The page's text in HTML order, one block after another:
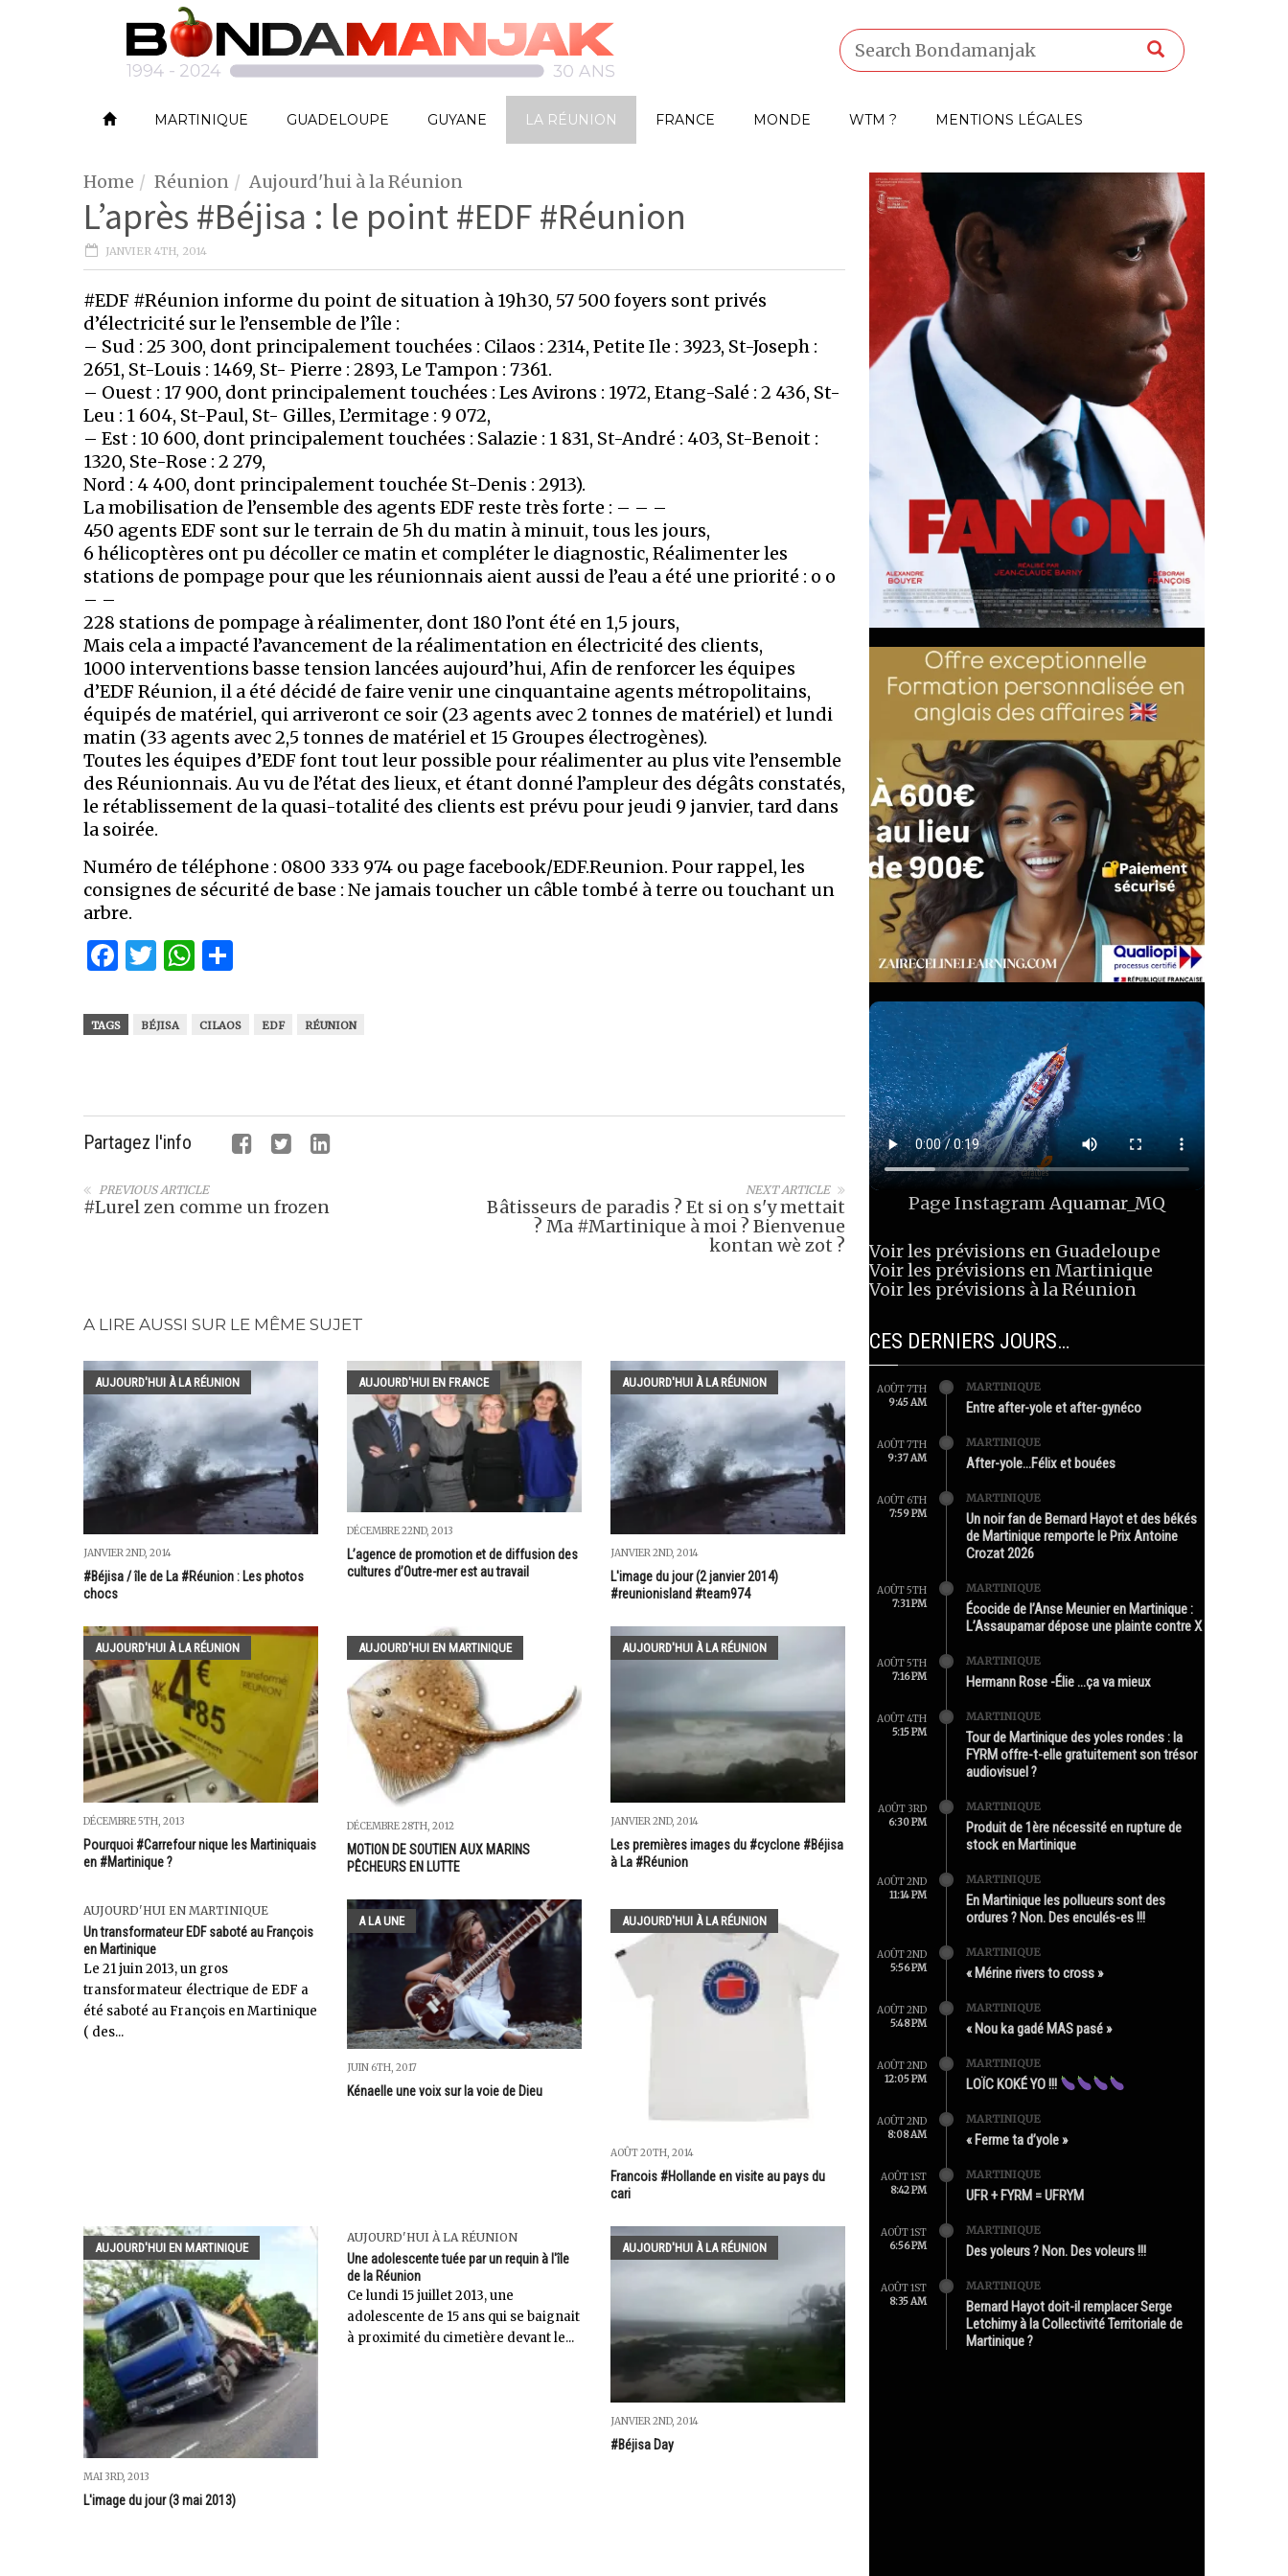
MARTINIQUE GUADELOUPE GUYANE LA RÉUNION FRANCE MONDE WTM ? MENTIONS LÉGALES
Home Réunion Aujourd'hui à la Réunion
L’après #Béjisa : le point #EDF #Réunion
JANVIER 4TH, 2014
#EDF #Réunion informe du point de situation à 19h30, 57 500 foyers sont privés
d’électricité sur le l’ensemble de l’île :
– Sud : 25 300, dont principalement touchées : Cilaos : 2314, Petite Ile : 3923, St-Joseph :
2651, St-Louis : 1469, St- Pierre : 2893, Le Tampon : 7361.
– Ouest : 17 900, dont principalement touchées : Les Avirons : 1972, Etang-Salé : 2 436, St-
Leu : 1 604, St-Paul, St- Gilles, L’ermitage : 9 072,
– Est : 10 600, dont principalement touchées : Salazie : 1 831, St-André : 403, St-Benoit :
1320, Ste-Rose : 2 279,
Nord : 4 400, dont principalement touchée St-Denis : 2913).
La mobilisation de l’ensemble des agents EDF reste très forte : – – –
450 agents EDF sont sur le terrain de 5h du matin à minuit, tous les jours,
6 hélicoptères ont pu décoller ce matin et compléter le diagnostic, Réalimenter les
stations de pompage pour que les réunionnais aient aussi de l’eau a été une priorité : o o
– –
228 stations de pompage à réalimenter, dont 180 l’ont été en 1,5 jours,
Mais cela a impacté l’avancement de la réalimentation en électricité des clients,
1000 interventions basse tension lancées aujourd’hui, Afin de renforcer les équipes
d’EDF Réunion, il a été décidé de faire venir une cinquantaine agents métropolitains,
équipés de matériel, qui arriveront ce soir (23 agents avec 2 tonnes de matériel) et lundi
matin (33 agents avec 2,5 tonnes de matériel et 15 Groupes électrogènes).
Toutes les équipes d’EDF font tout leur possible pour réalimenter au plus vite l’ensemble
des Réunionnais. Au vu de l’état des lieux, et étant donné l’ampleur des dégâts constatés,
le rétablissement de la quasi-totalité des clients est prévu pour jeudi 9 janvier, tard dans
la soirée.
Numéro de téléphone : 0800 333 974 ou page facebook/EDF.Reunion. Pour rappel, les
consignes de sécurité de base : Ne jamais toucher un câble tombé à terre ou touchant un
arbre.
Facebook
Twitter
WhatsApp
TAGS BÉJISA CILAOS EDF RÉUNION
Partagez l'info
NEXT ARTICLE
Bâtisseurs de paradis ? Et si on s'y mettait
? Ma #Martinique à moi ? Bienvenue
kontan wè zot ?
PREVIOUS ARTICLE
#Lurel zen comme un frozen
A LIRE AUSSI SUR LE MÊME SUJET
AUJOURD'HUI À LA RÉUNION
JANVIER 2ND, 2014
#Béjisa / île de La #Réunion : Les photos
chocs
AUJOURD'HUI EN FRANCE
DÉCEMBRE 22ND, 2013
L’agence de promotion et de diffusion des
cultures d’Outre-mer est au travail
AUJOURD'HUI À LA RÉUNION
JANVIER 2ND, 2014
L'image du jour (2 janvier 2014)
#reunionisland #team974
AUJOURD'HUI À LA RÉUNION
DÉCEMBRE 5TH, 2013
Pourquoi #Carrefour nique les Martiniquais
en #Martinique ?
AUJOURD'HUI EN MARTINIQUE
DÉCEMBRE 28TH, 2012
MOTION DE SOUTIEN AUX MARINS
PÊCHEURS EN LUTTE
AUJOURD'HUI À LA RÉUNION
JANVIER 2ND, 2014
Les premières images du #cyclone #Béjisa
à La #Réunion
AUJOURD'HUI EN MARTINIQUE
Un transformateur EDF saboté au François
en Martinique
Le 21 juin 2013, un gros
transformateur électrique de EDF a
été saboté au François en Martinique
( des...
A LA UNE
JUIN 6TH, 2017
Kénaelle une voix sur la voie de Dieu
AUJOURD'HUI À LA RÉUNION
AOÛT 20TH, 2014
Francois #Hollande en visite au pays du
cari
AUJOURD'HUI EN MARTINIQUE
MAI 3RD, 2013
L'image du jour (3 mai 2013)
AUJOURD'HUI À LA RÉUNION
Une adolescente tuée par un requin à l'île
de la Réunion
Ce lundi 15 juillet 2013, une
adolescente de 15 ans qui se baignait
à proximité du cimetière devant le...
AUJOURD'HUI À LA RÉUNION
JANVIER 2ND, 2014
#Béjisa Day
Page InstagramAquamar_MQ
Voir les prévisions en Guadeloupe
Voir les prévisions en Martinique
Voir les prévisions à la Réunion
CES DERNIERS JOURS…
AOÛT 7TH
9:45 AM
MARTINIQUE
Entre after-yole et after-gynéco
AOÛT 7TH
9:37 AM
MARTINIQUE
After-yole…Félix et bouées
AOÛT 6TH
7:59 PM
MARTINIQUE
Un noir fan de Bernard Hayot et des békés
de Martinique remporte le Prix Antoine
Crozat 2026
AOÛT 5TH
7:31 PM
MARTINIQUE
Écocide de l’Anse Meunier en Martinique :
L’Assaupamar dépose une plainte contre X
AOÛT 5TH
7:16 PM
MARTINIQUE
Hermann Rose -Élie …ça va mieux
AOÛT 4TH
5:15 PM
MARTINIQUE
Tour de Martinique des yoles rondes : la
FYRM offre-t-elle gratuitement son trésor
audiovisuel ?
AOÛT 3RD
6:30 PM
MARTINIQUE
Produit de 1ère nécessité en rupture de
stock en Martinique
AOÛT 2ND
11:14 PM
MARTINIQUE
En Martinique les pollueurs sont des
ordures ? Non. Des enculés-es !!!
AOÛT 2ND
5:56 PM
MARTINIQUE
« Mérine rivers to cross »
AOÛT 2ND
5:48 PM
MARTINIQUE
« Nou ka gadé MAS pasé »
AOÛT 2ND
12:05 PM
MARTINIQUE
LOÏC KOKÉ YO !!!
AOÛT 2ND
8:08 AM
MARTINIQUE
« Ferme ta d’yole »
AOÛT 1ST
8:42 PM
MARTINIQUE
UFR + FYRM = UFRYM
AOÛT 1ST
6:56 PM
MARTINIQUE
Des yoleurs ? Non. Des voleurs !!!
AOÛT 1ST
8:35 AM
MARTINIQUE
Bernard Hayot doit-il remplacer Serge
Letchimy à la Collectivité Territoriale de
Martinique ?